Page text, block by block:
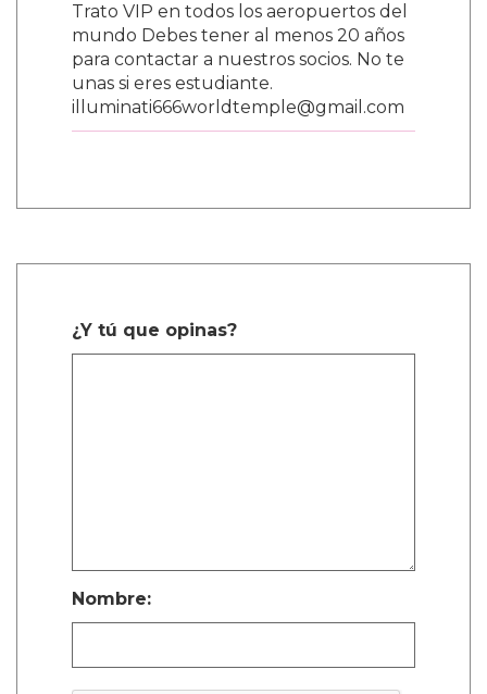
Trato VIP en todos los aeropuertos del
mundo Debes tener al menos 20 años
para contactar a nuestros socios. No te
unas si eres estudiante.
illuminati666worldtemple@gmail.com
¿Y tú que opinas?
Nombre: